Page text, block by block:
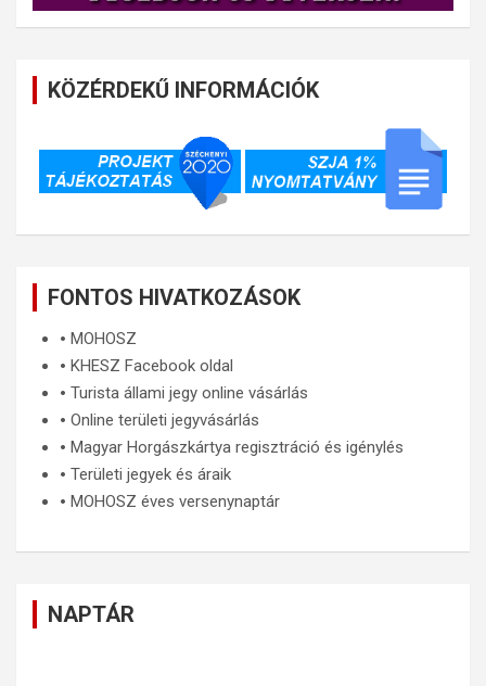
KÖZÉRDEKŰ INFORMÁCIÓK
FONTOS HIVATKOZÁSOK
🞄 MOHOSZ
🞄 KHESZ Facebook oldal
🞄 Turista állami jegy online vásárlás
🞄 Online területi jegyvásárlás
🞄 Magyar Horgászkártya regisztráció és igénylés
🞄 Területi jegyek és áraik
🞄 MOHOSZ éves versenynaptár
NAPTÁR